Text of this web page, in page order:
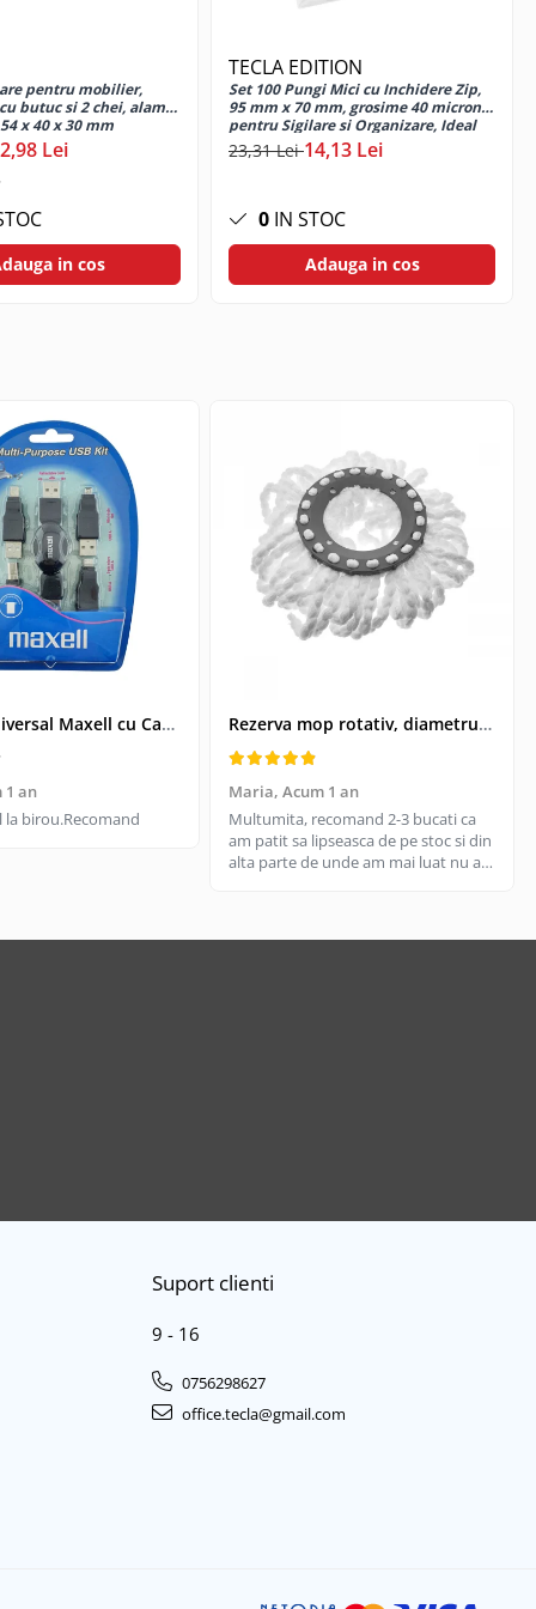
gratar, in camping, aprinderea lumanarilor si lampilor.
personal. Poate fi purtata cu usurinta in buzunare, in
pentru mobilier,
butuc si 2 chei, alama,
x 40 x 30 mm
Lei
in cos
TECLA EDITION
Set 100 Pungi Mici cu Inchidere Zip,
95 mm x 70 mm, grosime 40 microni,
pentru Sigilare si Organizare, Ideal
pentru Portii Alimentare, Bijuterii si
Piese Mici, din Material Plastic de
23,31 Lei14,13 Lei
0 IN STOC
Adauga in cos
Kit USB Universal Maxell cu Cablu Retractabil si 4 Adaptoare, Husa Protectoare - Conectivitate pentru Dispozitive Vechi si Noi
1 an
la birou.Recomand
Rezerva mop rotativ, diametrul parte prindere 16 cm, microfibre cu lungime de 15 cm, alba
Maria, Acum 1 an
Multumita, recomand 2-3 bucati ca
am patit sa lipseasca de pe stoc si din
alta parte de unde am mai luat nu are
Suport clienti
9 - 16
0756298627
office.tecla@gmail.com